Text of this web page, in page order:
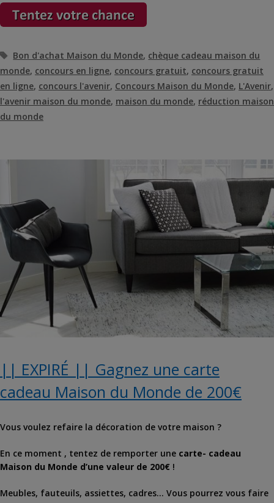
Étiquettes
Bon d'achat Maison du Monde, chèque cadeau maison du
monde, concours en ligne, concours gratuit, concours gratuit
en ligne, concours l'avenir, Concours Maison du Monde, L'Avenir,
l'avenir maison du monde, maison du monde, réduction maison
du monde
|| EXPIRÉ || Gagnez une carte
cadeau Maison du Monde de 200€
Vous voulez refaire la décoration de votre maison ?
En ce moment , tentez de remporter une carte- cadeau
Maison du Monde d’une valeur de 200€ !
Meubles, fauteuils, assiettes, cadres… Vous pourrez vous faire